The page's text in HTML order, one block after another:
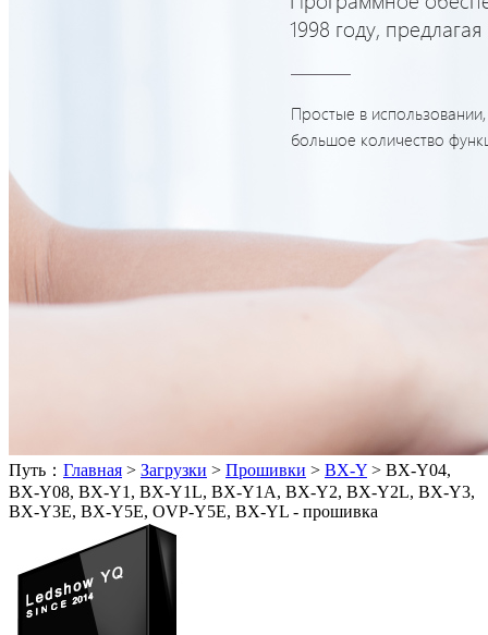
Путь： Главная > Загрузки > Прошивки > BX-Y > BX-Y04,
BX-Y08, BX-Y1, BX-Y1L, BX-Y1A, BX-Y2, BX-Y2L, BX-Y3,
BX-Y3E, BX-Y5E, OVP-Y5E, BX-YL - прошивка